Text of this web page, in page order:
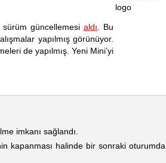
sürüm güncellemesi aldı . Bu
yapılmış görünüyor.
de yapılmış. Yeni Mini’yi
imkanı sağlandı.
kapanması halinde bir sonraki oturumda